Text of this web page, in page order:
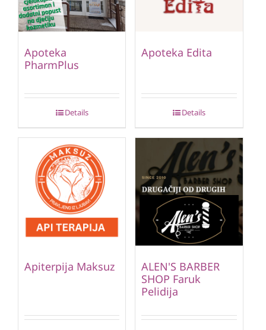
Apoteka
PharmPlus
Details
Apoteka Edita
Details
Apiterpija Maksuz
ALEN'S BARBER
SHOP Faruk
Pelidija